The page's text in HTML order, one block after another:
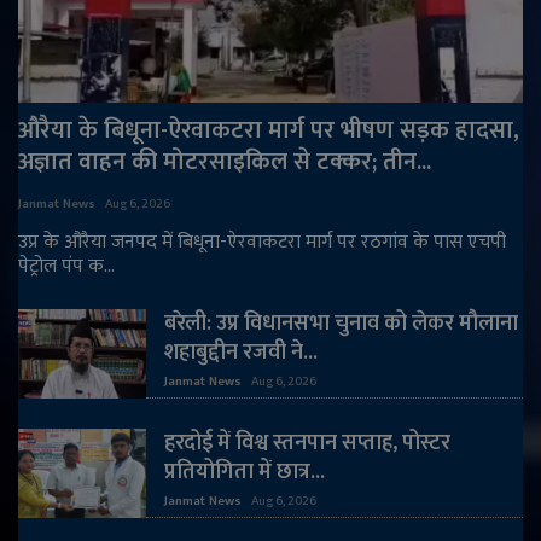
राजनीति
मनोरंजन
अपराध
ज्योतिष
व्यापार
ई-पेपर
औरैया के बिधूना-ऐरवाकटरा मार्ग पर भीषण सड़क हादसा,
अज्ञात वाहन की मोटरसाइकिल से टक्कर; तीन...
Janmat News Aug 6, 2026
उप्र के औरैया जनपद में बिधूना-ऐरवाकटरा मार्ग पर रठगांव के पास एचपी
पेट्रोल पंप क...
बरेली: उप्र विधानसभा चुनाव को लेकर मौलाना
शहाबुद्दीन रजवी ने...
Janmat News Aug 6, 2026
हरदोई में विश्व स्तनपान सप्ताह, पोस्टर
प्रतियोगिता में छात्र...
Janmat News Aug 6, 2026